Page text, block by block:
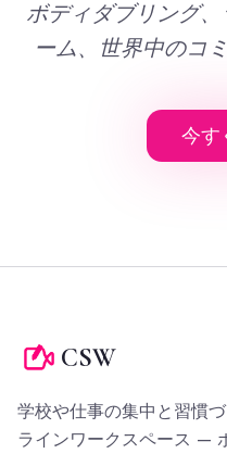
ボディダブリング
ーム、世界中のコ
今す
CSW
学校や仕事の集中と習慣
ラインワークスペース —